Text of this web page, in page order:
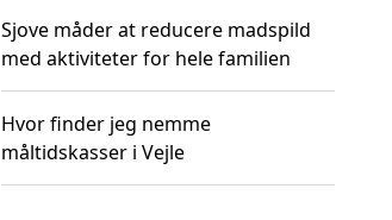
Sjove måder at reducere madspild
med aktiviteter for hele familien
Hvor finder jeg nemme
måltidskasser i Vejle